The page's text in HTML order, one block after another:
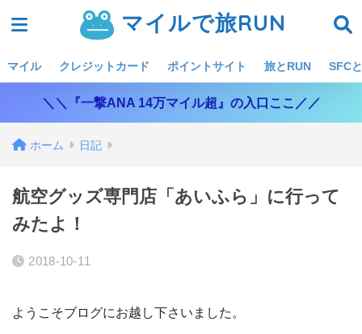
マイルで旅RUN
マイル クレジットカード ポイントサイト 旅とRUN SFC
＼＼『一撃ANA 14万マイル超』の入口ここ／／
ホーム 日記
航空グッズ専門店「あいふら」に行って
みたよ！
2018-10-11
ようこそブログにお越し下さいました。